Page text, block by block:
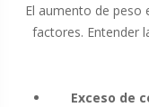
El aumento de peso
factores. Entender
Exceso de